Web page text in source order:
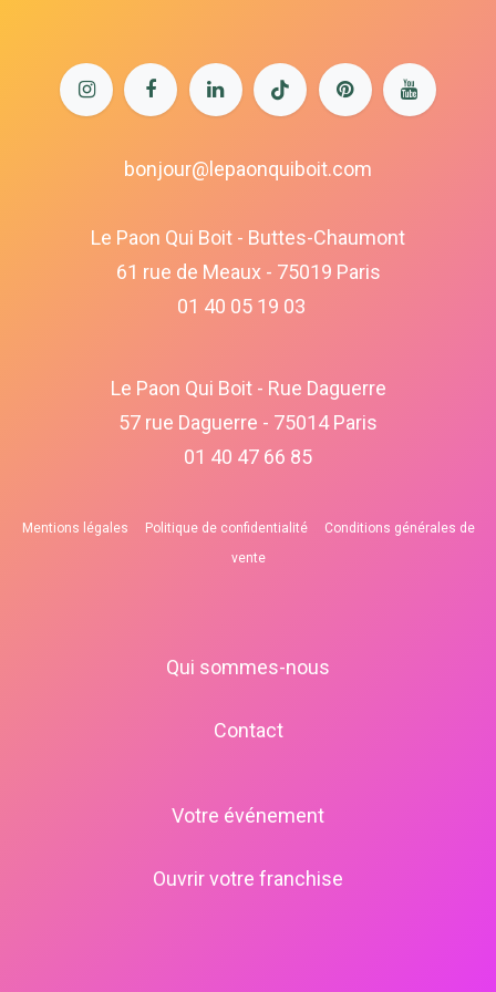
bonjour@lepaonquiboit.com
Le Paon Qui Boit - Buttes-Chaumont
61 rue de Meaux - 75019 Paris
01 40 05 19 03
Le Paon Qui Boit - Rue Daguerre
57 rue Daguerre - 75014 Paris
01 40 47 66 85
Mentions légales Politique de confidentialité
Conditions générales de
vente
Qui sommes-nous
Contact
Votre événement
Ouvrir votre franchise